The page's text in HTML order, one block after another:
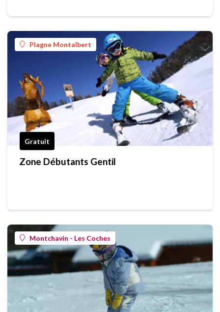
Plagne Montalbert
Gratuit
Zone Débutants Gentil
Montchavin - Les Coches